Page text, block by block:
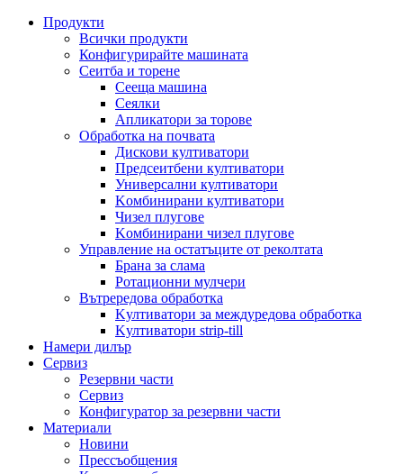
Продукти
Всички продукти
Конфигурирайте машината
Сеитба и торене
Cееща машина
Cеялки
Апликатори за торове
Обработка на почвата
Дискови култиватори
Предсеитбени култиватори
Универсални култиватори
Kомбинирани култиватори
Чизел плугове
Kомбинирани чизел плугове
Управление на остатъците от реколтата
Брана за слама
Pотационни мулчери
Вътрередова обработка
Kултиватори за междуредова обработка
Kултиватори strip-till
Намери дилър
Сервиз
Резервни части
Сервиз
Конфигуратор за резервни части
Материали
Новини
Прессъобщения